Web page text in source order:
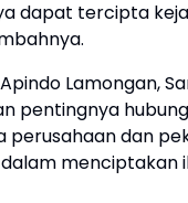
dapat tercipta
Lamongan,
pentingnya
perusahaan dan
menciptakan